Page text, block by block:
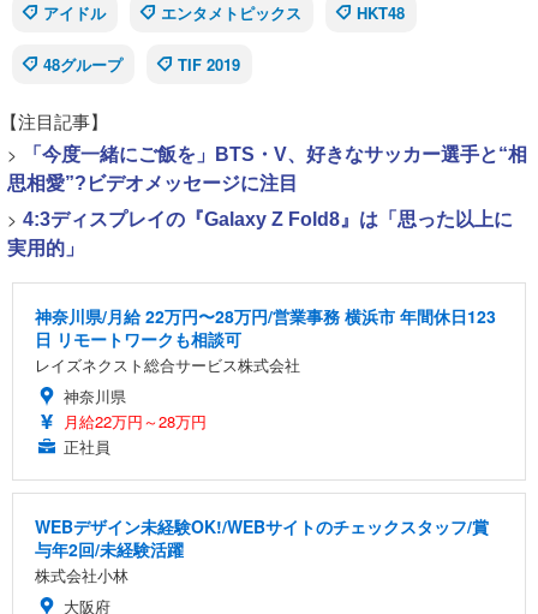
アイドル
エンタメトピックス HKT48
48グループ TIF 2019
【注目記事】
>
「今度一緒にご飯を」BTS・V、好きなサッカー選手と“相
思相愛”?ビデオメッセージに注目
> 4:3ディスプレイの『Galaxy Z Fold8』は「思った以上に
実用的」
神奈川県/月給 22万円〜28万円/営業事務 横浜市 年間休日123
日 リモートワークも相談可
レイズネクスト総合サービス株式会社
神奈川県
月給22万円～28万円
正社員
WEBデザイン未経験OK!/WEBサイトのチェックスタッフ/賞
与年2回/未経験活躍
株式会社小林
大阪府